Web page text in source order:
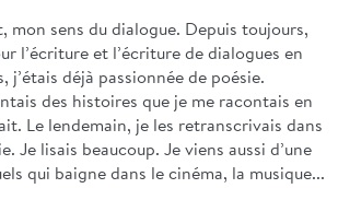
mon sens du dialogue. Depuis toujours,
l’écriture et l’écriture de dialogues en
j’étais déjà passionnée de poésie.
des histoires que je me racontais en
Le lendemain, je les retranscrivais dans
Je lisais beaucoup. Je viens aussi d’une
qui baigne dans le cinéma, la musique...